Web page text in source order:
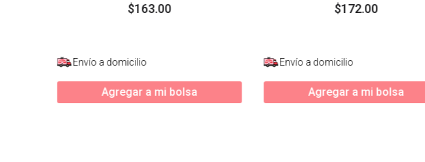
$163.00
Envío a domicilio
Agregar a mi bolsa
$172.00
Envío a domicilio
Agregar a mi bolsa